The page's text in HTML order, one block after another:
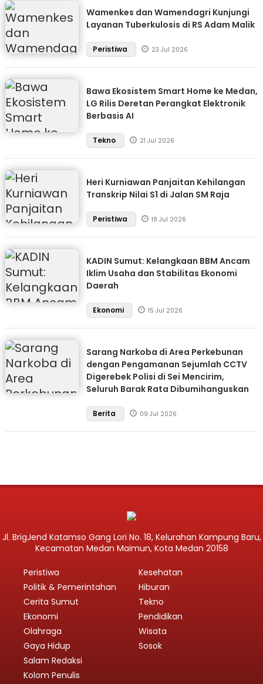
Wamenkes dan Wamendagri Kunjungi
Layanan Tuberkulosis di RS Adam Malik
Peristiwa 23 Jul 2026
Bawa Ekosistem Smart Home ke Medan,
LG Rilis Deretan Perangkat Elektronik
Berbasis AI
Tekno 21 Jul 2026
Heri Kurniawan Panjaitan Kehilangan
Transkrip Nilai S1 di Jalan SM Raja
Peristiwa 18 Jul 2026
KADIN Sumut: Kelangkaan BBM Ancam
Iklim Usaha dan Stabilitas Ekonomi
Daerah
Ekonomi 15 Jul 2026
Sarang Narkoba di Area Perkebunan
dengan Pengamanan Sejumlah CCTV
Digerebek Polisi di Sei Mencirim,
Seluruh Barak Rata Dibumihanguskan
Berita 09 Jul 2026
Jl. BrigJend Katamso Gang Lori No. 18, Kelurahan Kampung Baru,
Kecamatan Medan Maimun, Kota Medan 20158
Peristiwa
Politik & Pemerintahan
Cerita Sumut
Ekonomi
Olahraga
Gaya Hidup
Kesehatan
Hiburan
Tekno
Pendidikan
Wisata
Sosok
Salam Redaksi
Kolom Penulis